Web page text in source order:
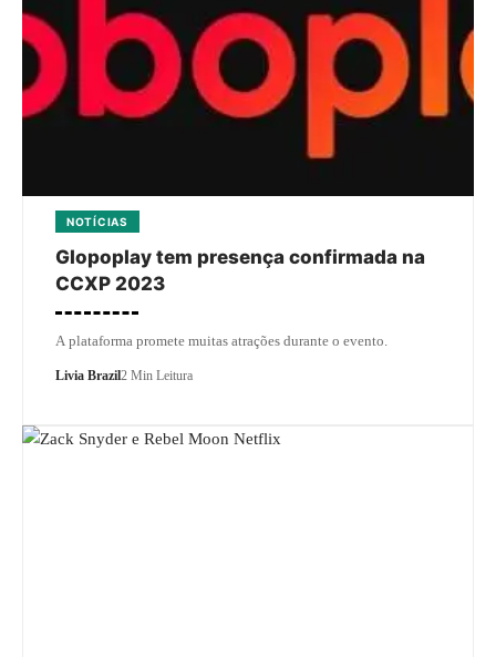
NOTÍCIAS
Glopoplay tem presença confirmada na
CCXP 2023
A plataforma promete muitas atrações durante o evento.
Livia Brazil2 Min Leitura